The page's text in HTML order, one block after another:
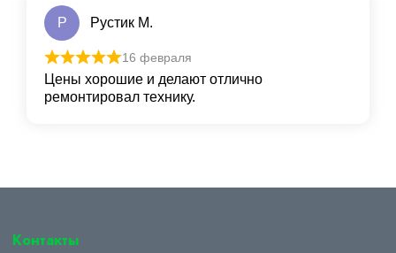
Р Рустик М.
16 февраля
Цены хорошие и делают отлично
ремонтировал технику.
Контакты